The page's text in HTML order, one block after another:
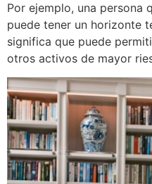
Por ejemplo, una persona
puede tener un horizonte
significa que puede
otros activos de mayor